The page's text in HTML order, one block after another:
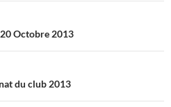
Octobre 2013
du club 2013